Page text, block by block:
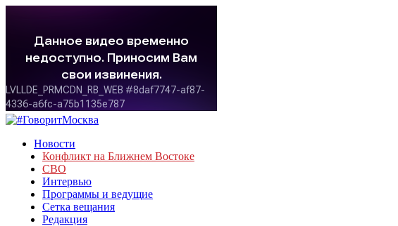
Новости
Конфликт на Ближнем Востоке
СВО
Интервью
Программы и ведущие
Сетка вещания
Редакция